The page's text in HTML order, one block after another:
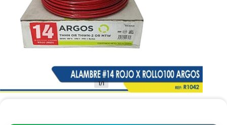
1/1